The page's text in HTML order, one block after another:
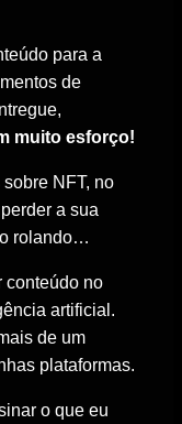
para a
de
,
muito esforço!
sobre NFT, no
perder a sua
rolando…
conteúdo no
artificial .
de um
plataformas.
o que eu